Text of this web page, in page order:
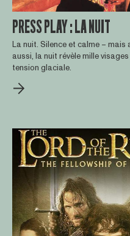
PRESS PLAY : LA NUIT
La nuit. Silence et calme – mais
aussi, la nuit révèle mille
tension glaciale.